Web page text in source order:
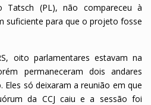
Tatsch (PL), não compareceu à
suficiente para que o projeto fosse
oito parlamentares estavam na
permaneceram dois andares
Eles só deixaram a reunião em que
da CCJ caiu e a sessão foi